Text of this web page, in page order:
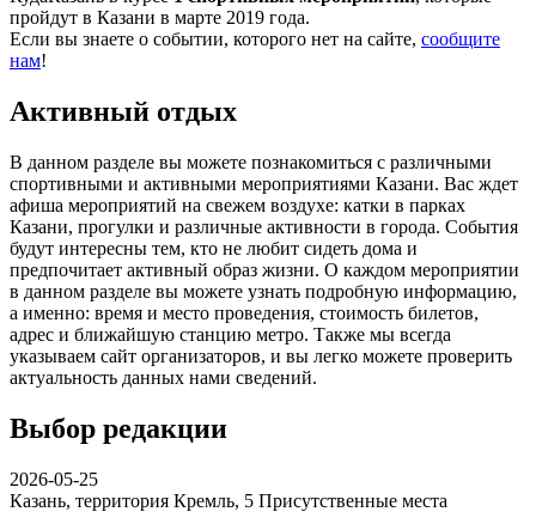
пройдут в Казани в марте 2019 года.
Если вы знаете о событии, которого нет на сайте, сообщите
нам!
Активный отдых
В данном разделе вы можете познакомиться с различными
спортивными и активными мероприятиями Казани. Вас ждет
афиша мероприятий на свежем воздухе: катки в парках
Казани, прогулки и различные активности в города. События
будут интересны тем, кто не любит сидеть дома и
предпочитает активный образ жизни. О каждом мероприятии
в данном разделе вы можете узнать подробную информацию,
а именно: время и место проведения, стоимость билетов,
адрес и ближайшую станцию метро. Также мы всегда
указываем сайт организаторов, и вы легко можете проверить
актуальность данных нами сведений.
Выбор редакции
2026-05-25
Казань, территория Кремль, 5 Присутственные места